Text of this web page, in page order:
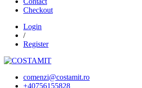
Checkout
Login
/
Register
comenzi@costamit.ro
+40756155828